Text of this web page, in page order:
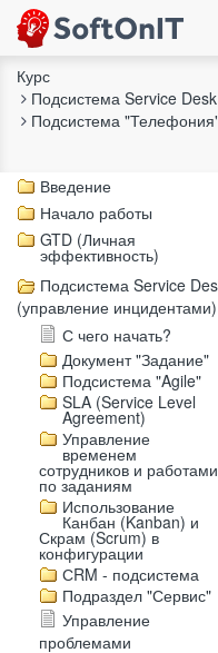
Курс
Подсистема Service
Подсистема
Описание курса
Введение
Начало работы
GTD (Личная
эффективность)
Подсистема Service
(управление инцидентами)
С чего начать?
Документ "Задание"
Подсистема "Agile"
SLA (Service Level
Agreement)
Управление
временем
сотрудников и работами
по заданиям
Использование
Канбан (Kanban) и
Скрам (Scrum) в
конфигурации
СRM - подсистема
Подраздел "Сервис"
Управление
проблемами